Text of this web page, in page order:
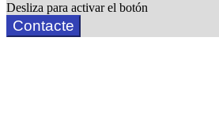
Desliza para activar el botón
Contacte